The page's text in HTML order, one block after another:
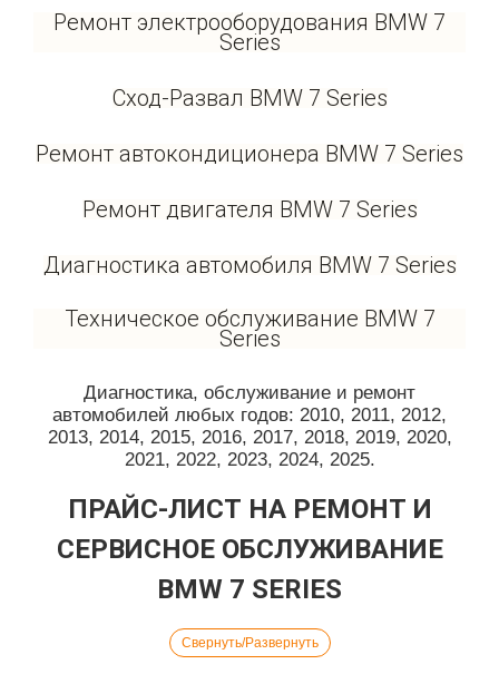
Ремонт электрооборудования BMW 7
Series
Сход-Развал BMW 7 Series
Ремонт автокондиционера BMW 7 Series
Ремонт двигателя BMW 7 Series
Диагностика автомобиля BMW 7 Series
Техническое обслуживание BMW 7
Series
Диагностика, обслуживание и ремонт
автомобилей любых годов: 2010, 2011, 2012,
2013, 2014, 2015, 2016, 2017, 2018, 2019, 2020,
2021, 2022, 2023, 2024, 2025.
ПРАЙС-ЛИСТ НА РЕМОНТ И
СЕРВИСНОЕ ОБСЛУЖИВАНИЕ
BMW 7 SERIES
Свернуть/Развернуть